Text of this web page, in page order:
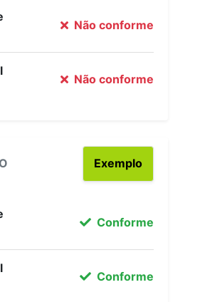
Não conforme
Não conforme
Exemplo
Conforme
Conforme